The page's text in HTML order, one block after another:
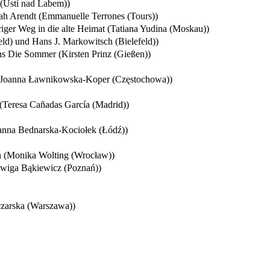
nad Labem))
Arendt (Emmanuelle Terrones (Tours))
Weg in die alte Heimat (Tatiana Yudina (Moskau))
und Hans J. Markowitsch (Bielefeld))
Die Sommer (Kirsten Prinz (Gießen))
Ławnikowska-Koper (Częstochowa))
Cañadas García (Madrid))
Bednarska-Kociołek (Łódź))
(Monika Wolting (Wrocław))
Bąkiewicz (Poznań))
(Warszawa))